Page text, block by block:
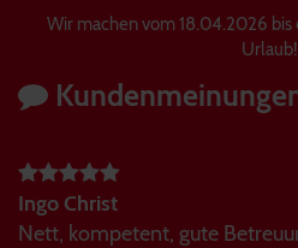
Wir machen vom 18.04.2026
Urlaub!
Ingo Christ
Nett, kompetent, gute